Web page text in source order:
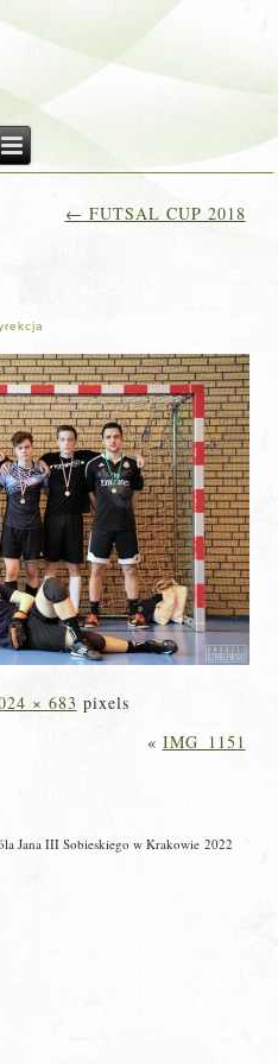
← FUTSAL CUP 2018
× 683 pixels
« IMG_1151
Jana III Sobieskiego w Krakowie 2022